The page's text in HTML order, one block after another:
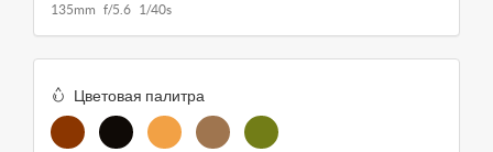
135mm f/5.6 1/40s
Цветовая палитра